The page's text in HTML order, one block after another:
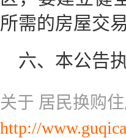
所需的房屋交
六、本公告
关于 居民换购
http://